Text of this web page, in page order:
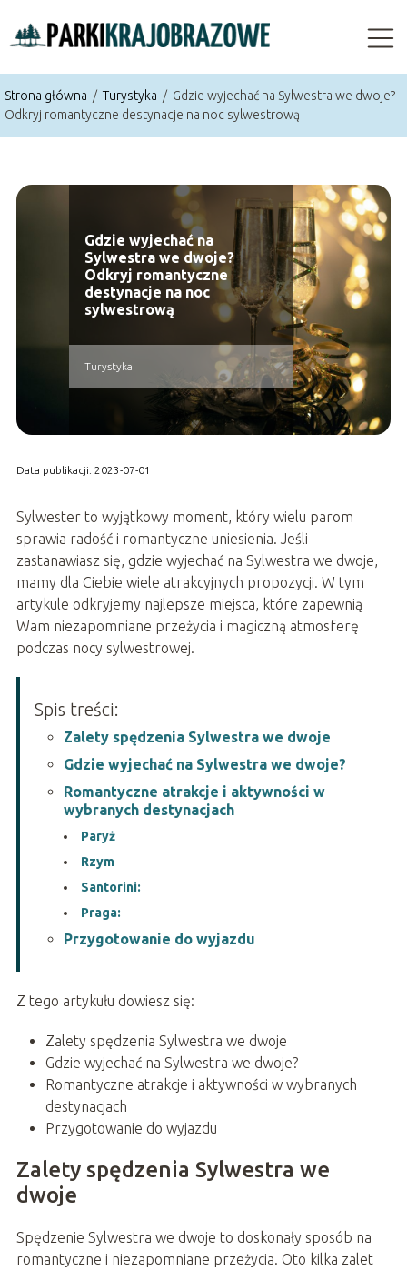
Strona główna / Turystyka / Gdzie wyjechać na Sylwestra we dwoje?
Odkryj romantyczne destynacje na noc sylwestrową
Gdzie wyjechać na
Sylwestra we dwoje?
Odkryj romantyczne
destynacje na noc
sylwestrową
Turystyka
Data publikacji: 2023-07-01
Sylwester to wyjątkowy moment, który wielu parom
sprawia radość i romantyczne uniesienia. Jeśli
zastanawiasz się, gdzie wyjechać na Sylwestra we dwoje,
mamy dla Ciebie wiele atrakcyjnych propozycji. W tym
artykule odkryjemy najlepsze miejsca, które zapewnią
Wam niezapomniane przeżycia i magiczną atmosferę
podczas nocy sylwestrowej.
Spis treści:
Zalety spędzenia Sylwestra we dwoje
Gdzie wyjechać na Sylwestra we dwoje?
Romantyczne atrakcje i aktywności w
wybranych destynacjach
Paryż
Rzym
Santorini:
Praga:
Przygotowanie do wyjazdu
Z tego artykułu dowiesz się:
Zalety spędzenia Sylwestra we dwoje
Gdzie wyjechać na Sylwestra we dwoje?
Romantyczne atrakcje i aktywności w wybranych
destynacjach
Przygotowanie do wyjazdu
Zalety spędzenia Sylwestra we
dwoje
Spędzenie Sylwestra we dwoje to doskonały sposób na
romantyczne i niezapomniane przeżycia. Oto kilka zalet